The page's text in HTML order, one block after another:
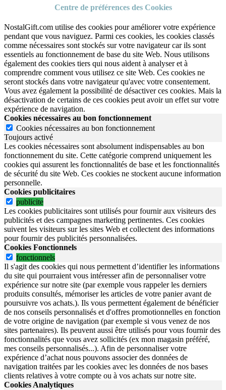
Centre de préférences des Cookies
NostalGift.com utilise des cookies pour améliorer votre expérience
pendant que vous naviguez. Parmi ces cookies, les cookies classés
comme nécessaires sont stockés sur votre navigateur car ils sont
essentiels au fonctionnement de base du site Web. Nous utilisons
également des cookies tiers qui nous aident à analyser et à
comprendre comment vous utilisez ce site Web. Ces cookies ne
seront stockés dans votre navigateur qu'avec votre consentement.
Vous avez également la possibilité de désactiver ces cookies. Mais la
désactivation de certains de ces cookies peut avoir un effet sur votre
expérience de navigation.
Cookies nécessaires au bon fonctionnement
Cookies nécessaires au bon fonctionnement
Toujours activé
Les cookies nécessaires sont absolument indispensables au bon
fonctionnement du site. Cette catégorie comprend uniquement les
cookies qui assurent les fonctionnalités de base et les fonctionnalités
de sécurité du site Web. Ces cookies ne stockent aucune information
personnelle.
Cookies publicitaires
publicite
Les cookies publicitaires sont utilisés pour fournir aux visiteurs des
publicités et des campagnes marketing pertinentes. Ces cookies
suivent les visiteurs sur les sites Web et collectent des informations
pour fournir des publicités personnalisées.
Cookies Fonctionnels
fonctionnels
Il s'agit des cookies qui nous permettent d’identifier les informations
du site qui pourraient vous intéresser afin de personnaliser votre
expérience sur notre site (par exemple vous rappeler les derniers
produits consultés, mémoriser les articles de votre panier avant de
poursuivre vos achats.). Ils vous permettent également de bénéficier
de nos conseils personnalisés et d'offres promotionnelles en fonction
de votre origine de navigation (par exemple si vous venez de nos
sites partenaires). Ils peuvent aussi être utilisés pour vous fournir des
fonctionnalités que vous avez sollicités (ex mon magasin préféré,
mes conseils personnalisés...). Afin de personnaliser votre
expérience d’achat nous pouvons associer des données de
navigation traitées par les cookies avec les données de nos bases
clients relatives à votre compte ou à vos achats sur notre site.
Cookies Analytiques